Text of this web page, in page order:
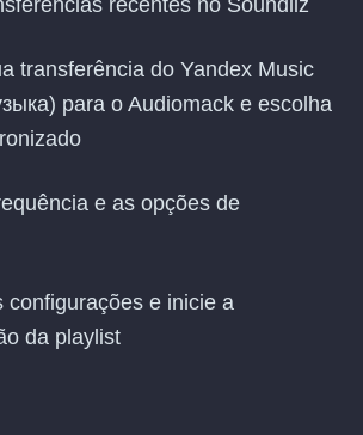
recentes no Soundiiz
transferência do Yandex Music
para o Audiomack e escolha
e as opções de
configurações e inicie a
da playlist